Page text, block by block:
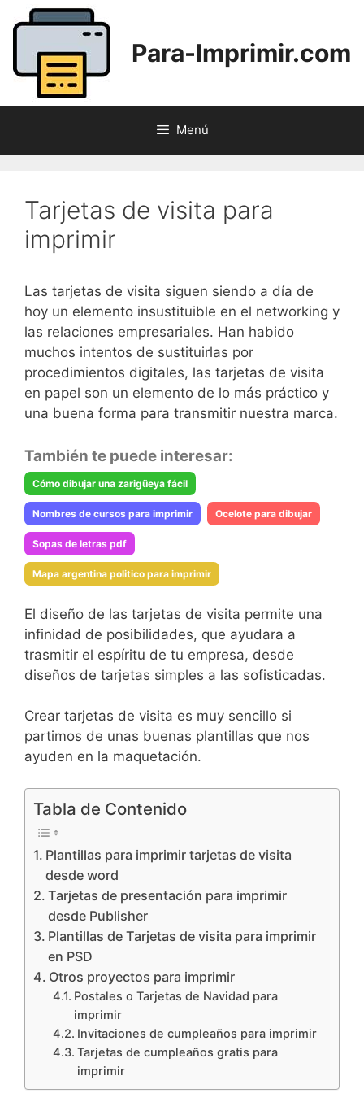
Saltar
contenido
Para-Imprimir.com
Menú
Tarjetas de visita para
imprimir
Las tarjetas de visita siguen siendo a día de
hoy un elemento insustituible en el networking y
las relaciones empresariales. Han habido
muchos intentos de sustituirlas por
procedimientos digitales, las tarjetas de visita
en papel son un elemento de lo más práctico y
una buena forma para transmitir nuestra marca.
También te puede interesar:
Cómo dibujar una zarigüeya fácil
Nombres de cursos para imprimir Ocelote para dibujar
Sopas de letras pdf
Mapa argentina politico para imprimir
El diseño de las tarjetas de visita permite una
infinidad de posibilidades, que ayudara a
trasmitir el espíritu de tu empresa, desde
diseños de tarjetas simples a las sofisticadas.
Crear tarjetas de visita es muy sencillo si
partimos de unas buenas plantillas que nos
ayuden en la maquetación.
Tabla de Contenido
Plantillas para imprimir tarjetas de visita
desde word
Tarjetas de presentación para imprimir
desde Publisher
Plantillas de Tarjetas de visita para imprimir
en PSD
Otros proyectos para imprimir
Postales o Tarjetas de Navidad para
imprimir
Invitaciones de cumpleaños para imprimir
Tarjetas de cumpleaños gratis para
imprimir